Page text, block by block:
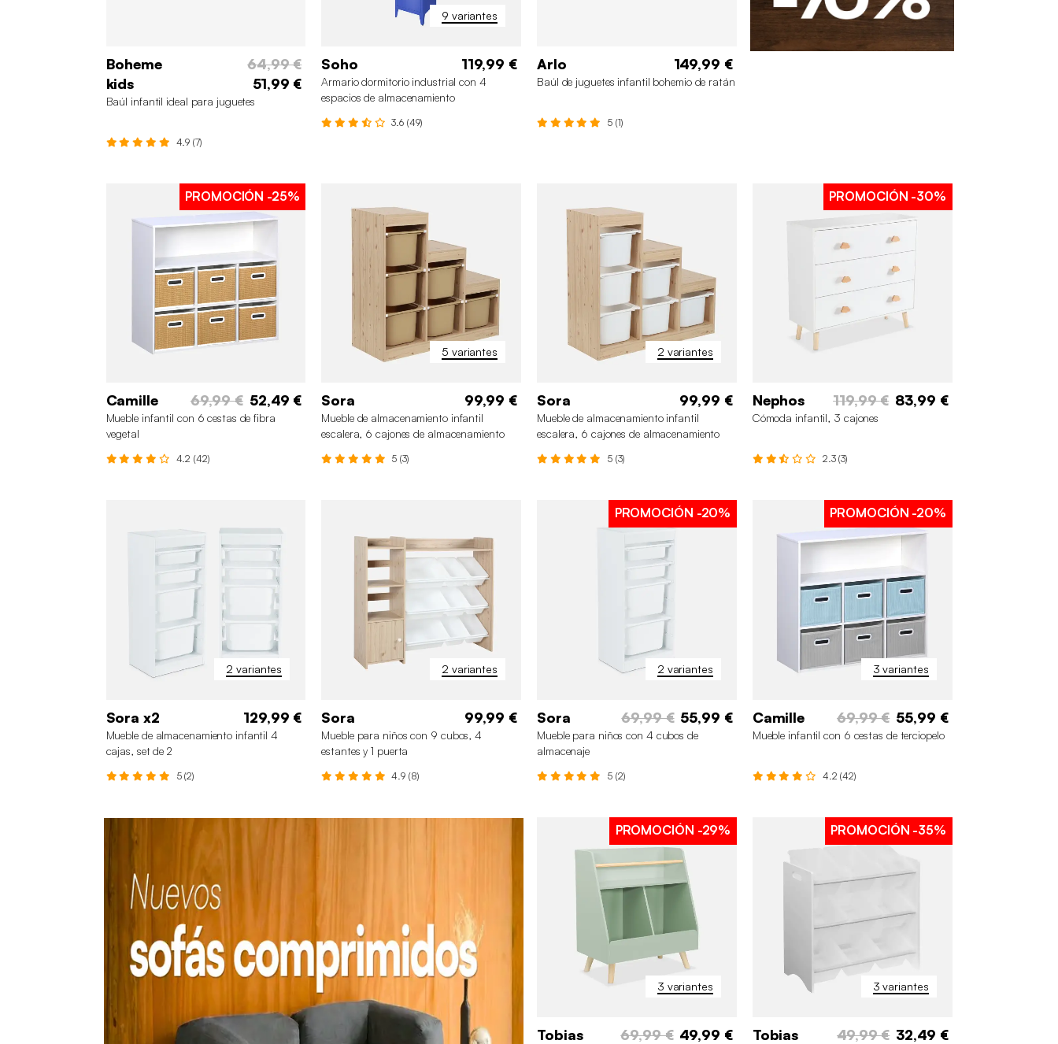
Boheme
kids
64,99 €
51,99 €
Baúl infantil ideal para juguetes
4.9 (7)
9 variantes
Soho 119,99 €
Armario dormitorio industrial con 4
espacios de almacenamiento
3.6 (49)
Arlo 149,99 €
Baúl de juguetes infantil bohemio de ratán
5 (1)
PROMOCIÓN -25%
Camille 69,99 € 52,49 €
Mueble infantil con 6 cestas de fibra
vegetal
4.2 (42)
5 variantes
Sora 99,99 €
Mueble de almacenamiento infantil
escalera, 6 cajones de almacenamiento
5 (3)
2 variantes
Sora 99,99 €
Mueble de almacenamiento infantil
escalera, 6 cajones de almacenamiento
5 (3)
PROMOCIÓN -30%
Nephos 119,99 € 83,99 €
Cómoda infantil, 3 cajones
2.3 (3)
2 variantes
Sora x2 129,99 €
Mueble de almacenamiento infantil 4
cajas, set de 2
5 (2)
2 variantes
Sora 99,99 €
Mueble para niños con 9 cubos, 4
estantes y 1 puerta
4.9 (8)
2 variantes
PROMOCIÓN -20%
Sora 69,99 € 55,99 €
Mueble para niños con 4 cubos de
almacenaje
5 (2)
3 variantes
PROMOCIÓN -20%
Camille 69,99 € 55,99 €
Mueble infantil con 6 cestas de terciopelo
4.2 (42)
3 variantes
PROMOCIÓN -29%
Tobias 69,99 € 49,99 €
3 variantes
PROMOCIÓN -35%
Tobias 49,99 € 32,49 €